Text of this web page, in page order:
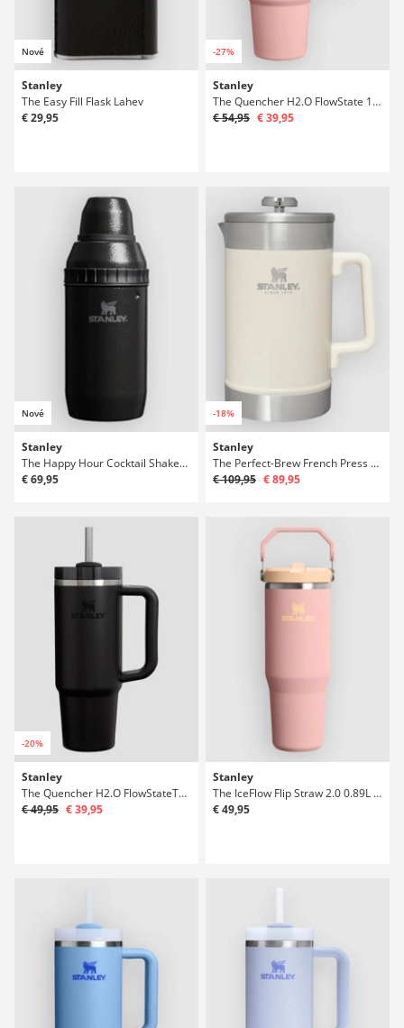
Nové
Stanley
The Easy Fill Flask Lahev
€ 29,95
-27%
Stanley
The Quencher H2.O FlowState 1,18l Lahev
€ 54,95 € 39,95
Nové
Stanley
The Happy Hour Cocktail Shaker Set Lahev
€ 69,95
-18%
Stanley
The Perfect-Brew French Press Lahev
€ 109,95 € 89,95
-20%
Stanley
The Quencher H2.O FlowStateTumbler 0,89l Lahev
€ 49,95 € 39,95
Stanley
The IceFlow Flip Straw 2.0 0.89L / 30oz Lahev
€ 49,95